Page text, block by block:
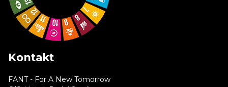
Kontakt
FANT - For A New Tomorrow